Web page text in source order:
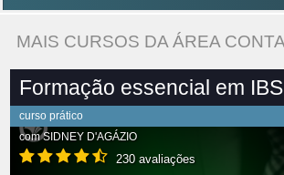
MAIS CURSOS DA ÁREA
Formação essencial em
curso prático
comSIDNEY D'AGÁZIO
230 avaliações